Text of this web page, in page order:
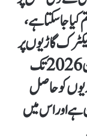
جولائی 2026 سے ختم کیا جا سکتا ہے،
گاڑیوں پر
ایک فیصد رعایتی سیلز ٹیکس صرف 30 جون 2026 تک
کو حاصل
ہے اور اس میں